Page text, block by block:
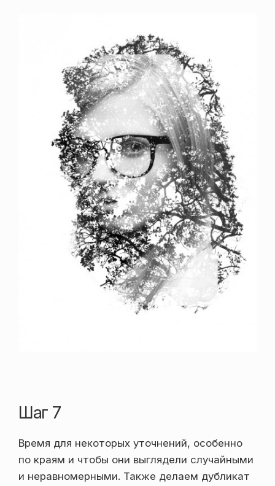
Шаг 7
Время для некоторых уточнений, особенно
по краям и чтобы они выглядели случайными
и неравномерными. Также делаем дубликат